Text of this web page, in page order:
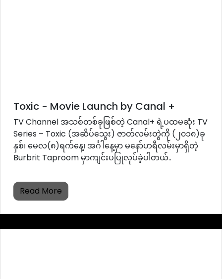
Toxic - Movie Launch by Canal +
TV Channel အသစ်တစ်ခုဖြစ်တဲ့ Canal+ ရဲ့ပထမဆုံး TV
Series – Toxic (အဆိပ်သွေး) ဇာတ်လမ်းတွဲကို (၂၀၁၈)ခု
နှစ်၊ မေလ(၈)ရက်နေ့၊ အင်္ဂါနေ့မှာ မနော်ဟရီလမ်းမှာရှိတဲ့
Burbrit Taproom မှာကျင်းပပြုလုပ်ခဲ့ပါတယ်..
Read More